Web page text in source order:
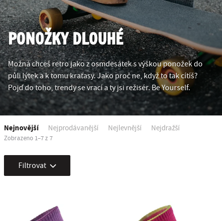
PONOŽKY DLOUHÉ
Možná chceš retro jako z osmdesátek s výškou ponožek do
půli lýtek a k tomu kraťasy. Jako proč ne, když to tak cítíš?
Pojď do toho, trendy se vrací a ty jsi režisér. Be Yourself.
Nejnovější Nejprodávanější Nejlevnější Nejdražší
Zobrazeno 1–7 z 7
Filtrovat